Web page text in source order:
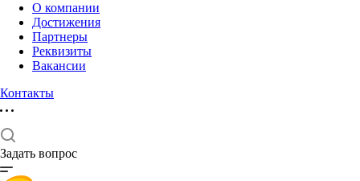
О компании
Достижения
Партнеры
Реквизиты
Вакансии
Контакты
Задать вопрос